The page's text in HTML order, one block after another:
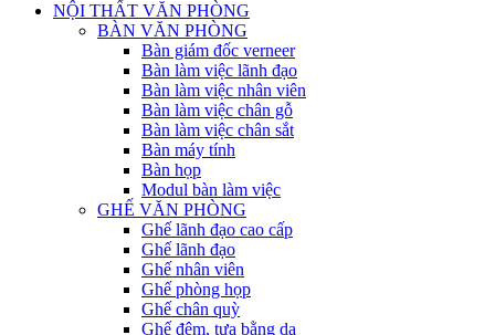
NỘI THẤT VĂN PHÒNG
BÀN VĂN PHÒNG
Bàn giám đốc verneer
Bàn làm việc lãnh đạo
Bàn làm việc nhân viên
Bàn làm việc chân gỗ
Bàn làm việc chân sắt
Bàn máy tính
Bàn họp
Modul bàn làm việc
GHẾ VĂN PHÒNG
Ghế lãnh đạo cao cấp
Ghế lãnh đạo
Ghế nhân viên
Ghế phòng họp
Ghế chân quỳ
Ghế đệm, tựa bằng da